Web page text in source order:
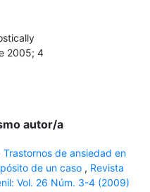
2005; 4
autor/a
Trastornos de ansiedad en
de un caso , Revista
Vol. 26 Núm. 3-4 (2009)